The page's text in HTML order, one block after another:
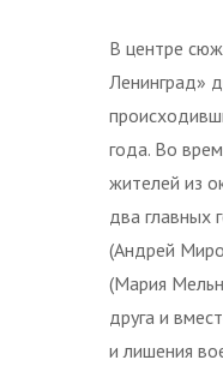
В центре
Ленинград»
года. Во
жителей из
два главных
(Андрей
(Мария
друга и
и лишения